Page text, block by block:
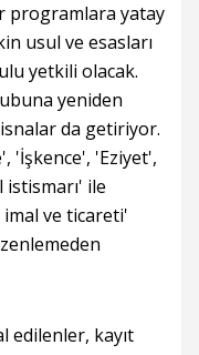
programlara yatay
usul ve esasları
yetkili olacak.
yeniden
da getiriyor.
'İşkence', 'Eziyet',
istismarı' ile
imal ve ticareti'
edilenler, kayıt